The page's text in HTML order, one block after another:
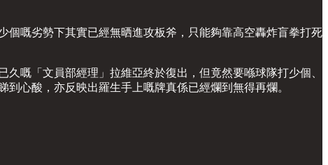
嘅劣勢下其實已經無晒進攻板斧，只能夠靠高空轟炸盲拳打死
嘅「文員部經理」拉維亞終於復出，但竟然要喺球隊打少個、
心酸，亦反映出羅生手上嘅牌真係已經爛到無得再爛。